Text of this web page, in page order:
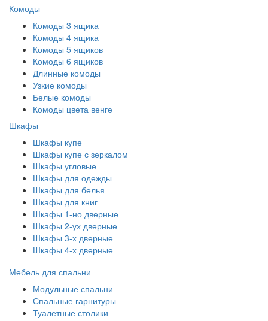
Комоды
Комоды 3 ящика
Комоды 4 ящика
Комоды 5 ящиков
Комоды 6 ящиков
Длинные комоды
Узкие комоды
Белые комоды
Комоды цвета венге
Шкафы
Шкафы купе
Шкафы купе с зеркалом
Шкафы угловые
Шкафы для одежды
Шкафы для белья
Шкафы для книг
Шкафы 1-но дверные
Шкафы 2-ух дверные
Шкафы 3-х дверные
Шкафы 4-х дверные
Мебель для спальни
Модульные спальни
Спальные гарнитуры
Туалетные столики